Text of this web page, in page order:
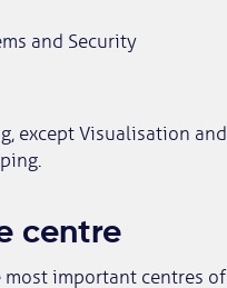
and Security
except Visualisation
centre
important centres